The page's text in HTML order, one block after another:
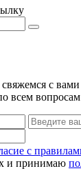
с вами
всем вопросам
с
и принимаю